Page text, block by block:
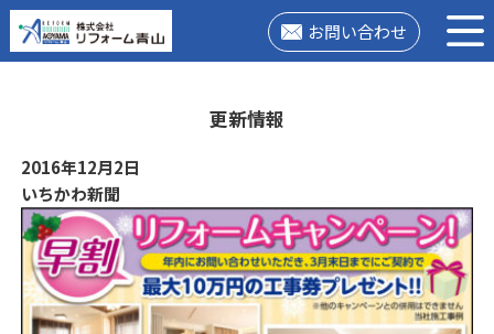
お問い合わせ
更新情報
2016年12月2日
いちかわ新聞